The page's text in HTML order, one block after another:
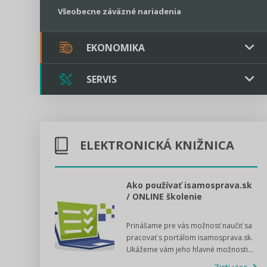
Všeobecne záväzné nariadenia
EKONOMIKA
Verejné obstarávanie
Majetok
Rozpočet
Sociálne podniky
Štátna pomoc
SERVIS
Kontakt
Tlačová agentúra
VIDEO produkcia
ELEKTRONICKÁ KNIŽNICA
Ako používať isamosprava.sk
/ ONLINE školenie
Prinášame pre vás možnosť naučiť sa
pracovať s portálom isamosprava.sk.
Ukážeme vám jeho hlavné možnosti...